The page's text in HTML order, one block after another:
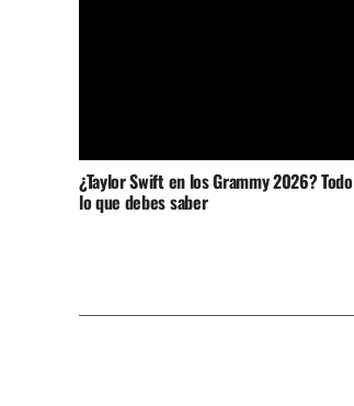
¿Taylor Swift en los Grammy 2026? Todo
lo que debes saber